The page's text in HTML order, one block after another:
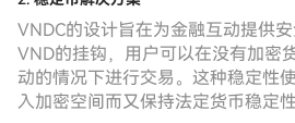
VNDC的设计旨在为金融互动提供
VND的挂钩，用户可以在没有加密
动的情况下进行交易。这种稳定性
入加密空间而又保持法定货币稳定